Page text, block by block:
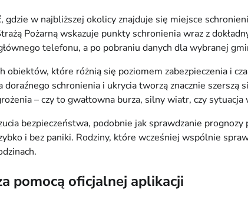
w najbliższej okolicy znajduje się miejsce
Pożarną wskazuje punkty schronienia wraz z
telefonu, a po pobraniu danych dla wybranej
które różnią się poziomem zabezpieczenia i
schronienia i ukrycia tworzą znacznie szerszą
– czy to gwałtowna burza, silny wiatr, czy sytuacja
bezpieczeństwa, podobnie jak sprawdzanie
i bez paniki. Rodziny, które wcześniej wspólnie
pomocą oficjalnej aplikacji